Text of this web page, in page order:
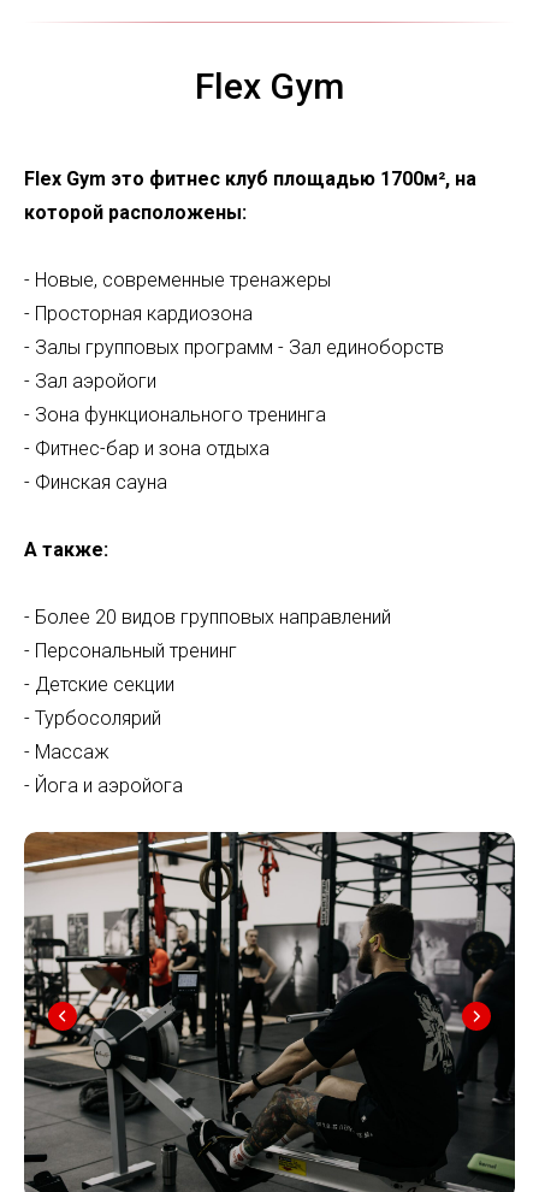
Flex Gym
Flex Gym это фитнес клуб площадью 1700м², на
которой расположены:
- Новые, современные тренажеры
- Просторная кардиозона
- Залы групповых программ - Зал единоборств
- Зал аэройоги
- Зона функционального тренинга
- Фитнес-бар и зона отдыха
- Финская сауна
А также:
- Более 20 видов групповых направлений
- Персональный тренинг
- Детские секции
- Турбосолярий
- Массаж
- Йога и аэройога